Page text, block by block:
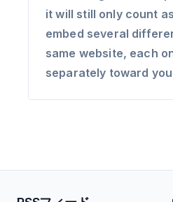
it will still only count
embed several
same website, each
separately toward